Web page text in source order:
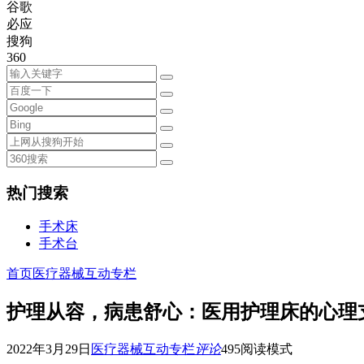
谷歌
必应
搜狗
360
热门搜索
手术床
手术台
首页医疗器械互动专栏
护理从容，病患舒心：医用护理床的心理
2022年3月29日 医疗器械互动专栏评论495阅读模式